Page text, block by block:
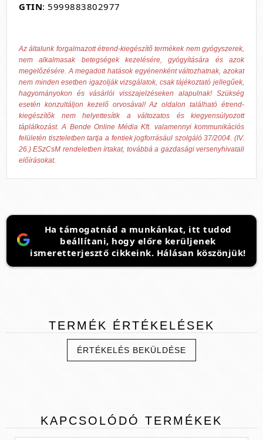
GTIN: 5999883802977
Az általunk forgalmazott étrend-kiegészítő termékek nem gyógyszerek,
nem alkalmasak betegségek kezelésére, gyógyítására és azok
megelőzésére. A megadott hatások egyénenként változhatnak, azokat
nem minden esetben igazolják vizsgálatok, csak tájékoztató jellegűek,
hagyományokon és vásárlói visszajelzéseken alapulnak! Szükség
esetén konzultáljon kezelő orvosával! Az oldalon található étrend-
kiegészítők nem helyettesítik a változatos és kiegyensúlyozott
táplálkozást. A Bende Online Média Kft. valamennyi kommunikációs
felületén tiszteletben tartja a fentiek jogforrásául szolgáló 37/2004. (IV.
26.) ESzCsM rendeletben írtakat, továbbá a gazdasági versenyhivatali
előírásokat.
Ha támogatnád a munkánkat, itt tudod
beállítani, hogy előre kerüljenek
ismeretterjesztő cikkeink. Hálásan köszönjük!
TERMÉK ÉRTÉKELÉSEK
ÉRTÉKELÉS BEKÜLDÉSE
KAPCSOLÓDÓ TERMÉKEK